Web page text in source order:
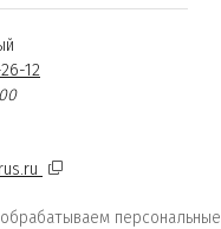
12